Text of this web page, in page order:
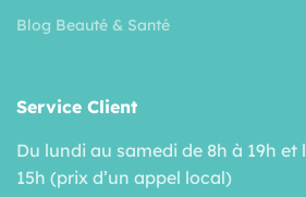
Blog Beauté & Santé
Service Client
Du lundi au samedi de 8h à 19h et
15h (prix d’un appel local)